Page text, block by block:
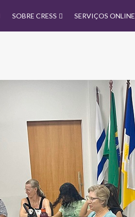
SOBRE CRESS SERVIÇOS ONLINE